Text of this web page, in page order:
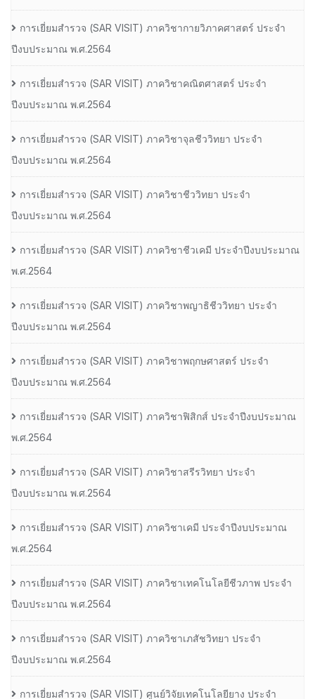
การเยี่ยมสํารวจ (SAR VISIT) ภาควิชากายวิภาคศาสตร์ ประจํา
ปีงบประมาณ พ.ศ.2564
การเยี่ยมสํารวจ (SAR VISIT) ภาควิชาคณิตศาสตร์ ประจํา
ปีงบประมาณ พ.ศ.2564
การเยี่ยมสํารวจ (SAR VISIT) ภาควิชาจุลชีววิทยา ประจํา
ปีงบประมาณ พ.ศ.2564
การเยี่ยมสํารวจ (SAR VISIT) ภาควิชาชีววิทยา ประจํา
ปีงบประมาณ พ.ศ.2564
การเยี่ยมสํารวจ (SAR VISIT) ภาควิชาชีวเคมี ประจําปีงบประมาณ
พ.ศ.2564
การเยี่ยมสํารวจ (SAR VISIT) ภาควิชาพญาธิชีววิทยา ประจํา
ปีงบประมาณ พ.ศ.2564
การเยี่ยมสํารวจ (SAR VISIT) ภาควิชาพฤกษศาสตร์ ประจํา
ปีงบประมาณ พ.ศ.2564
การเยี่ยมสํารวจ (SAR VISIT) ภาควิชาฟิสิกส์ ประจําปีงบประมาณ
พ.ศ.2564
การเยี่ยมสํารวจ (SAR VISIT) ภาควิชาสรีรวิทยา ประจํา
ปีงบประมาณ พ.ศ.2564
การเยี่ยมสํารวจ (SAR VISIT) ภาควิชาเคมี ประจําปีงบประมาณ
พ.ศ.2564
การเยี่ยมสํารวจ (SAR VISIT) ภาควิชาเทคโนโลยีชีวภาพ ประจํา
ปีงบประมาณ พ.ศ.2564
การเยี่ยมสํารวจ (SAR VISIT) ภาควิชาเภสัชวิทยา ประจํา
ปีงบประมาณ พ.ศ.2564
การเยี่ยมสํารวจ (SAR VISIT) ศูนย์วิจัยเทคโนโลยียาง ประจํา